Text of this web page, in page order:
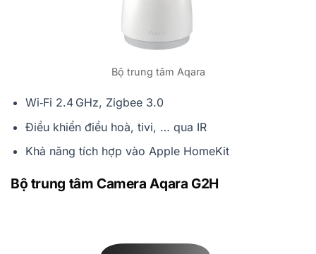
Bộ trung tâm Aqara
Wi‑Fi 2.4 GHz, Zigbee 3.0
Điều khiển điều hoà, tivi, … qua IR
Khả năng tích hợp vào Apple HomeKit
Bộ trung tâm Camera Aqara G2H